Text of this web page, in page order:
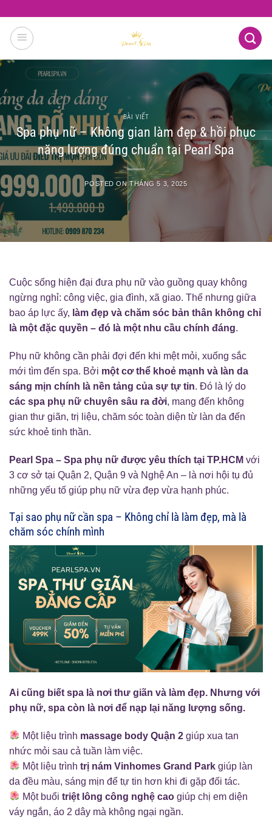
content
BÀI VIẾT
Spa phụ nữ – Không gian làm đẹp & hồi phục
năng lượng đúng chuẩn tại Pearl Spa
POSTED ONTHÁNG 5 3, 2025
Cuộc sống hiện đại đưa phụ nữ vào guồng quay không
ngừng nghỉ: công việc, gia đình, xã giao. Thế nhưng giữa
bao áp lực ấy, làm đẹp và chăm sóc bản thân không chỉ
là một đặc quyền – đó là một nhu cầu chính đáng.
Phụ nữ không cần phải đợi đến khi mệt mỏi, xuống sắc
mới tìm đến spa. Bởi một cơ thể khoẻ mạnh và làn da
sáng mịn chính là nền tảng của sự tự tin. Đó là lý do
các spa phụ nữ chuyên sâu ra đời, mang đến không
gian thư giãn, trị liệu, chăm sóc toàn diện từ làn da đến
sức khoẻ tinh thần.
Pearl Spa – Spa phụ nữ được yêu thích tại TP.HCM với
3 cơ sở tại Quận 2, Quận 9 và Nghệ An – là nơi hội tụ đủ
những yếu tố giúp phụ nữ vừa đẹp vừa hạnh phúc.
Tại sao phụ nữ cần spa – Không chỉ là làm đẹp, mà là
chăm sóc chính mình
Ai cũng biết spa là nơi thư giãn và làm đẹp. Nhưng với
phụ nữ, spa còn là nơi để nạp lại năng lượng sống.
Một liệu trình massage body Quận 2 giúp xua tan
nhức mỏi sau cả tuần làm việc.
Một liệu trìnhtrị nám Vinhomes Grand Park giúp làn
da đều màu, sáng mịn để tự tin hơn khi đi gặp đối tác.
Một buổitriệt lông công nghệ cao giúp chị em diện
váy ngắn, áo 2 dây mà không ngại ngần.